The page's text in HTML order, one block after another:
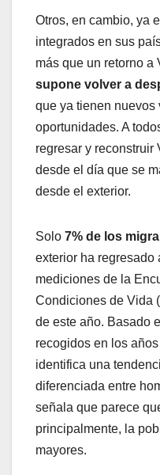
Otros, en cambio, ya
integrados en sus
más que un retorno a
supone volver a
que ya tienen nuevos
oportunidades. A
regresar y reconstruir
desde el día que se
desde el exterior.
Solo 7% de los
exterior ha regresado
mediciones de la
Condiciones de Vida
de este año. Basado
recogidos en los
identifica una
diferenciada entre
señala que parece
principalmente, la
mayores.